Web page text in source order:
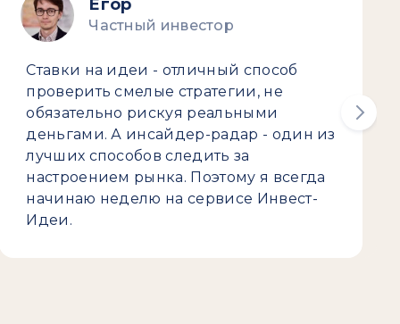
Егор
Частный инвестор
Ставки на идеи - отличный способ
проверить смелые стратегии, не
обязательно рискуя реальными
деньгами. А инсайдер-радар - один из
лучших способов следить за
настроением рынка. Поэтому я всегда
начинаю неделю на сервисе Инвест-
Идеи.